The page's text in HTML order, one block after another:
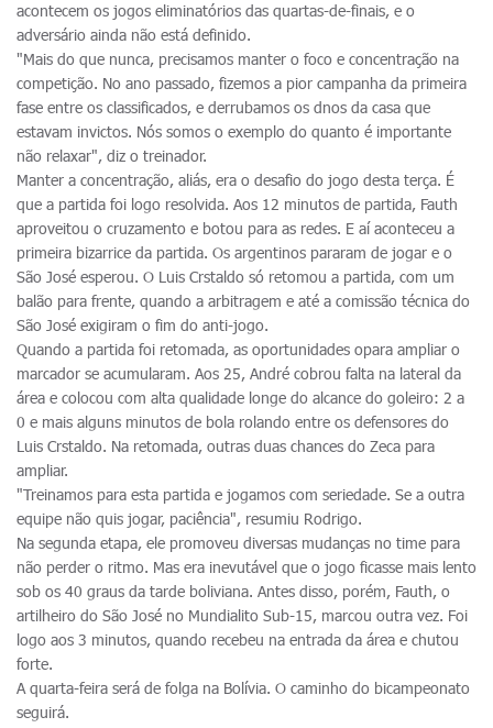
acontecem os jogos eliminatórios das quartas-de-finais, e o
adversário ainda não está definido.
"Mais do que nunca, precisamos manter o foco e concentração na
competição. No ano passado, fizemos a pior campanha da primeira
fase entre os classificados, e derrubamos os dnos da casa que
estavam invictos. Nós somos o exemplo do quanto é importante
não relaxar", diz o treinador.
Manter a concentração, aliás, era o desafio do jogo desta terça. É
que a partida foi logo resolvida. Aos 12 minutos de partida, Fauth
aproveitou o cruzamento e botou para as redes. E aí aconteceu a
primeira bizarrice da partida. Os argentinos pararam de jogar e o
São José esperou. O Luis Crstaldo só retomou a partida, com um
balão para frente, quando a arbitragem e até a comissão técnica do
São José exigiram o fim do anti-jogo.
Quando a partida foi retomada, as oportunidades opara ampliar o
marcador se acumularam. Aos 25, André cobrou falta na lateral da
área e colocou com alta qualidade longe do alcance do goleiro: 2 a
0 e mais alguns minutos de bola rolando entre os defensores do
Luis Crstaldo. Na retomada, outras duas chances do Zeca para
ampliar.
"Treinamos para esta partida e jogamos com seriedade. Se a outra
equipe não quis jogar, paciência", resumiu Rodrigo.
Na segunda etapa, ele promoveu diversas mudanças no time para
não perder o ritmo. Mas era inevutável que o jogo ficasse mais lento
sob os 40 graus da tarde boliviana. Antes disso, porém, Fauth, o
artilheiro do São José no Mundialito Sub-15, marcou outra vez. Foi
logo aos 3 minutos, quando recebeu na entrada da área e chutou
forte.
A quarta-feira será de folga na Bolívia. O caminho do bicampeonato
seguirá.